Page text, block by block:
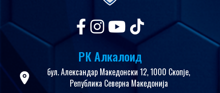
РК Алкалоид
бул. Александар Македонски 12, 1000 Скопје,
Република Северна Македонија